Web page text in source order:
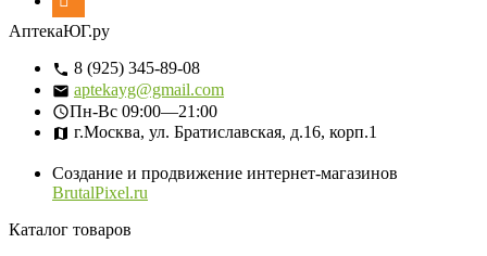
АптекаЮГ.ру
8 (925) 345-89-08
aptekayg@gmail.com
Пн-Вс 09:00—21:00
г.Москва, ул. Братиславская, д.16, корп.1
Создание и продвижение интернет-магазинов
BrutalPixel.ru
Каталог товаров